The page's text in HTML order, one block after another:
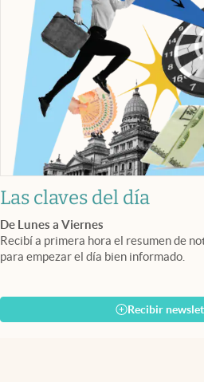
Las claves del día
De Lunes a Viernes
Recibí a primera hora el resumen de
para empezar el día bien informado.
Recibir